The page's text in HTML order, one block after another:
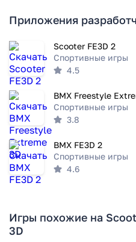
Приложения
Scooter FE3D 2
Спортивные игры
4.5
BMX Freestyle
Спортивные игры
3.8
BMX FE3D 2
Спортивные игры
4.6
Игры похожие на
3D